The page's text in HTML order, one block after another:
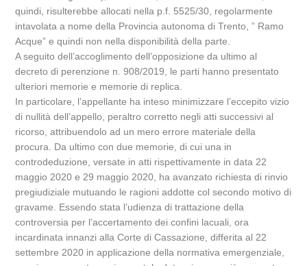
quindi, risulterebbe allocati nella p.f. 5525/30, regolarmente
intavolata a nome della Provincia autonoma di Trento, ” Ramo
Acque” e quindi non nella disponibilità della parte.
A seguito dell’accoglimento dell’opposizione da ultimo al
decreto di perenzione n. 908/2019, le parti hanno presentato
ulteriori memorie e memorie di replica.
In particolare, l’appellante ha inteso minimizzare l’eccepito vizio
di nullità dell’appello, peraltro corretto negli atti successivi al
ricorso, attribuendolo ad un mero errore materiale della
procura. Da ultimo con due memorie, di cui una in
controdeduzione, versate in atti rispettivamente in data 22
maggio 2020 e 29 maggio 2020, ha avanzato richiesta di rinvio
pregiudiziale mutuando le ragioni addotte col secondo motivo di
gravame. Essendo stata l’udienza di trattazione della
controversia per l’accertamento dei confini lacuali, ora
incardinata innanzi alla Corte di Cassazione, differita al 22
settembre 2020 in applicazione della normativa emergenziale,